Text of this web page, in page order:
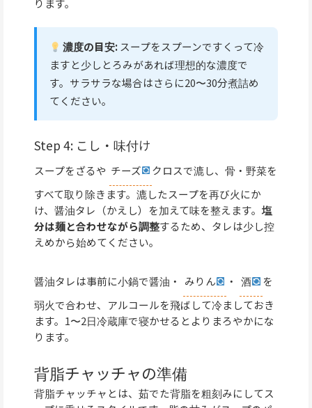
ります。
濃度の目安: スープをスプーンですくって冷
ますと少しとろみがあれば理想的な濃度で
す。サラサラな場合はさらに20〜30分煮詰め
てください。
Step 4: こし・味付け
スープをざるや チーズ
クロスで漉し、骨・野菜を
すべて取り除きます。漉したスープを再び火にか
け、醤油タレ（かえし）を加えて味を整えます。 塩
分は麺と合わせながら調整するため、タレは少し控
えめから始めてください。
醤油タレは事前に小鍋で醤油・ みりん ・ 酒
を
弱火で合わせ、アルコールを飛ばして冷ましておき
ます。1〜2日冷蔵庫で寝かせるとよりまろやかにな
ります。
背脂チャッチャの準備
背脂チャッチャとは、茹でた背脂を粗刻みにしてス